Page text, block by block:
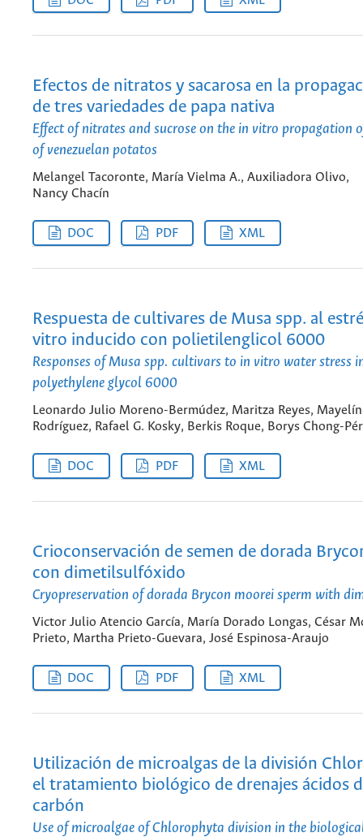
Efectos de nitratos y sacarosa en la
de tres variedades de papa nativa
Effect of nitrates and sucrose on the in vitro propagation
of venezuelan potatos
Melangel Tacoronte, María Vielma A., Auxiliadora Olivo,
Nancy Chacín
DOC PDF XML
Respuesta de cultivares de Musa spp. al
vitro inducido con polietilenglicol 6000
Responses of Musa spp. cultivars to in vitro water stress
polyethylene glycol 6000
Leonardo Julio Moreno-Bermúdez, Maritza Reyes, Mayelín
Rodríguez, Rafael G. Kosky, Berkis Roque, Borys Chong-
DOC PDF XML
Crioconservación de semen de dorada
con dimetilsulfóxido
Cryopreservation of dorada Brycon moorei sperm with
Victor Julio Atencio García, María Dorado Longas, César
Prieto, Martha Prieto-Guevara, José Espinosa-Araujo
DOC PDF XML
Utilización de microalgas de la división
el tratamiento biológico de drenajes ácidos
carbón
Use of microalgae of Chlorophyta division in the